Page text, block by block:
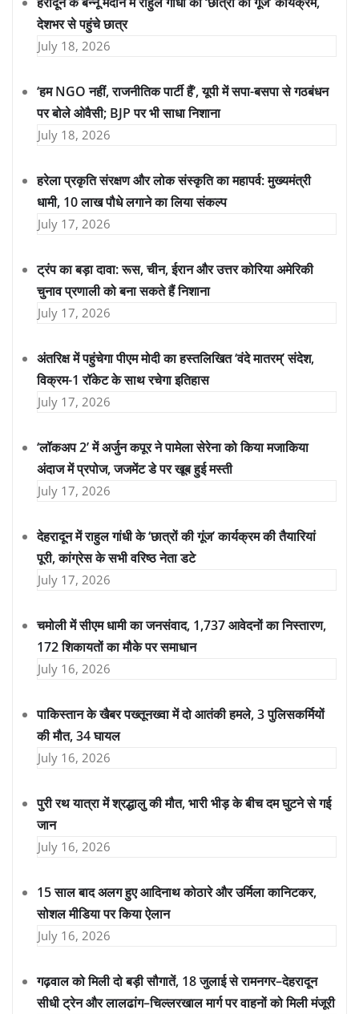
देशभर से पहुंचे छात्र
July 18, 2026
‘हम NGO नहीं, राजनीतिक पार्टी हैं’, यूपी में सपा-बसपा से गठबंधन
पर बोले ओवैसी; BJP पर भी साधा निशाना
July 18, 2026
हरेला प्रकृति संरक्षण और लोक संस्कृति का महापर्व: मुख्यमंत्री
धामी, 10 लाख पौधे लगाने का लिया संकल्प
July 17, 2026
ट्रंप का बड़ा दावा: रूस, चीन, ईरान और उत्तर कोरिया अमेरिकी
चुनाव प्रणाली को बना सकते हैं निशाना
July 17, 2026
अंतरिक्ष में पहुंचेगा पीएम मोदी का हस्तलिखित ‘वंदे मातरम्’ संदेश,
विक्रम-1 रॉकेट के साथ रचेगा इतिहास
July 17, 2026
‘लॉकअप 2’ में अर्जुन कपूर ने पामेला सेरेना को किया मजाकिया
अंदाज में प्रपोज, जजमेंट डे पर खूब हुई मस्ती
July 17, 2026
देहरादून में राहुल गांधी के ‘छात्रों की गूंज’ कार्यक्रम की तैयारियां
पूरी, कांग्रेस के सभी वरिष्ठ नेता डटे
July 17, 2026
चमोली में सीएम धामी का जनसंवाद, 1,737 आवेदनों का निस्तारण,
172 शिकायतों का मौके पर समाधान
July 16, 2026
पाकिस्तान के खैबर पख्तूनख्वा में दो आतंकी हमले, 3 पुलिसकर्मियों
की मौत, 34 घायल
July 16, 2026
पुरी रथ यात्रा में श्रद्धालु की मौत, भारी भीड़ के बीच दम घुटने से गई
जान
July 16, 2026
15 साल बाद अलग हुए आदिनाथ कोठारे और उर्मिला कानिटकर,
सोशल मीडिया पर किया ऐलान
July 16, 2026
गढ़वाल को मिली दो बड़ी सौगातें, 18 जुलाई से रामनगर–देहरादून
सीधी ट्रेन और लालढांग–चिल्लरखाल मार्ग पर वाहनों को मिली मंजूरी